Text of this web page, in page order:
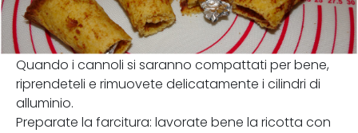
Quando i cannoli si saranno compattati per bene,
riprendeteli e rimuovete delicatamente i cilindri di
alluminio.
Preparate la farcitura: lavorate bene la ricotta con